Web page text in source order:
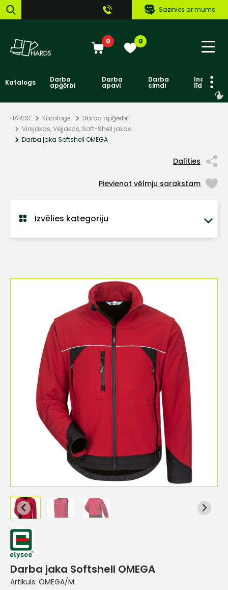
Sazinies ar mums
0 0
Katalogs Darba
apģērbi
Darba
apavi
Darba
cimdi līdzekļi
HARDS Katalogs
Darba apģērbi
Virsjakas, Vējjakas, Soft-Shell jakas
Darba jaka Softshell OMEGA
Dalīties
Pievienot vēlmju sarakstam
Izvēlies kategoriju
Darba jaka Softshell OMEGA
Artikuls: OMEGA/M